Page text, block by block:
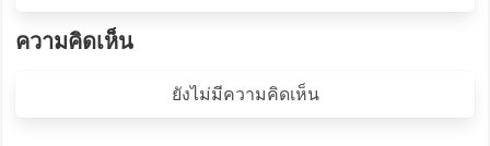
ความคิดเห็น
ยังไม่มีความคิดเห็น